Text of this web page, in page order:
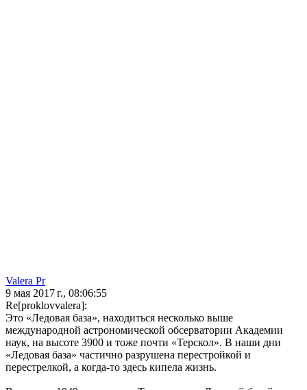
Valera Pr
9 мая 2017 г., 08:06:55
Re[proklovvalera]:
Это «Ледовая база», находиться несколько выше
международной астрономической обсерватории Академии
наук, на высоте 3900 и тоже почти «Терскол». В наши дни
«Ледовая база» частично разрушена перестройкой и
перестрелкой, а когда-то здесь кипела жизнь.